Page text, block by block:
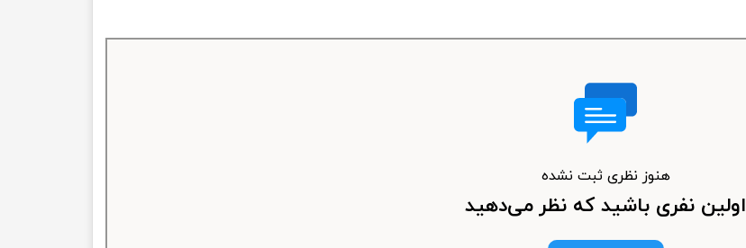
هنوز نظری ثبت نشده
اولین نفری باشید که نظر می‌دهید